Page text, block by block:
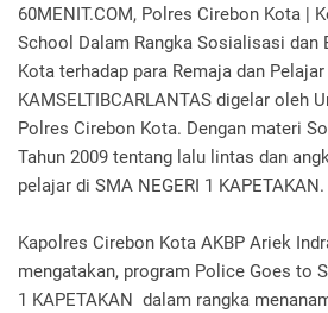
60MENIT.COM, Polres Cirebon Kota |
School Dalam Rangka Sosialisasi dan
Kota terhadap para Remaja dan
KAMSELTIBCARLANTAS digelar oleh
Polres Cirebon Kota. Dengan materi
Tahun 2009 tentang lalu lintas dan
pelajar di SMA NEGERI 1
Kapolres Cirebon Kota AKBP Ariek
mengatakan, program Police Goes to
1 KAPETAKAN dalam rangka